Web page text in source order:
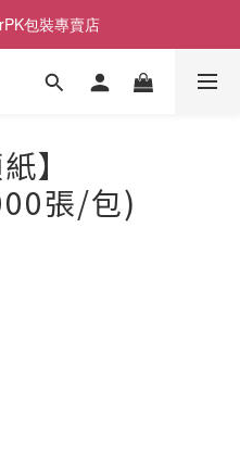
滿1000元，回饋1%購物金
包裝專賣店
滿1000元，回饋1%購物金
】
張/包)